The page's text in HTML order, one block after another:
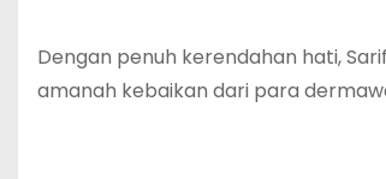
Dengan penuh kerendahan hati,
amanah kebaikan dari para